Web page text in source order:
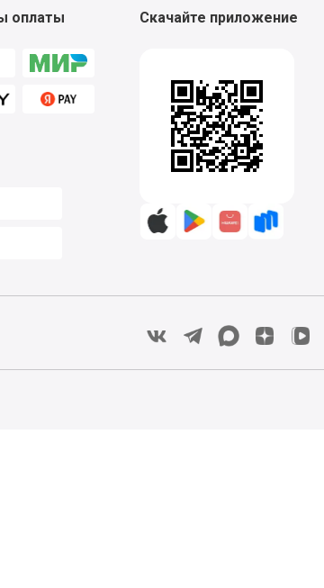
оплаты Скачайте приложение